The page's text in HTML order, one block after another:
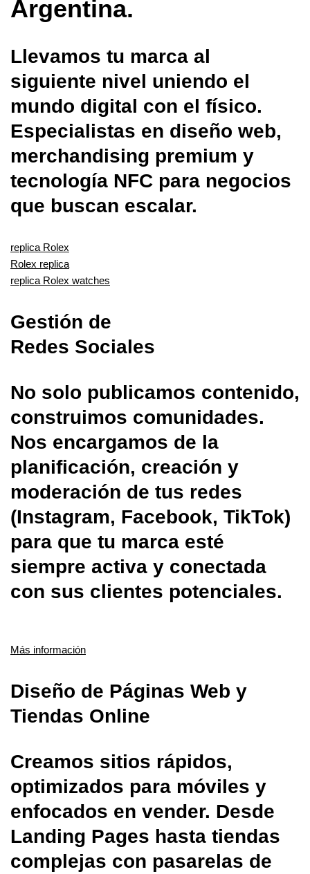
Argentina.
Llevamos tu marca al
siguiente nivel uniendo el
mundo digital con el físico.
Especialistas en diseño web,
merchandising premium y
tecnología NFC para negocios
que buscan escalar.
replica Rolex
Rolex replica
replica Rolex watches
Gestión de
Redes Sociales
No solo publicamos contenido,
construimos comunidades.
Nos encargamos de la
planificación, creación y
moderación de tus redes
(Instagram, Facebook, TikTok)
para que tu marca esté
siempre activa y conectada
con sus clientes potenciales.
Más información
Diseño de Páginas Web y
Tiendas Online
Creamos sitios rápidos,
optimizados para móviles y
enfocados en vender. Desde
Landing Pages hasta tiendas
complejas con pasarelas de